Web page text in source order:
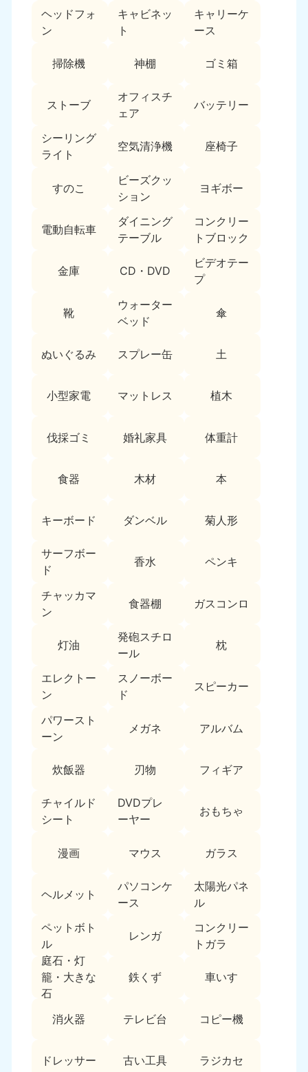
ヘッドフォ
ン
キャビネッ
ト
キャリーケ
ース
掃除機 神棚 ゴミ箱
ストーブ
オフィスチ
ェア
バッテリー
シーリング
ライト
空気清浄機 座椅子
すのこ
ビーズクッ
ション
ヨギボー
電動自転車
ダイニング
テーブル
コンクリー
トブロック
金庫 CD・DVD
ビデオテー
プ
靴
ウォーター
ベッド
傘
ぬいぐるみ スプレー缶 土
小型家電 マットレス 植木
伐採ゴミ 婚礼家具 体重計
食器 木材 本
キーボード ダンベル 菊人形
サーフボー
ド
香水 ペンキ
チャッカマ
ン
食器棚 ガスコンロ
灯油
発砲スチロ
ール
枕
エレクトー
ン
スノーボー
ド
スピーカー
パワースト
ーン
メガネ アルバム
炊飯器 刃物 フィギア
チャイルド
シート
DVDプレ
ーヤー
おもちゃ
漫画 マウス ガラス
ヘルメット
パソコンケ
ース
太陽光パネ
ル
ペットボト
ル
レンガ
コンクリー
トガラ
庭石・灯
籠・大きな
石
鉄くず 車いす
消火器 テレビ台 コピー機
ドレッサー 古い工具 ラジカセ
福島県
050-1881-5271
東京都
050-1881-5265
9:00〜19:00 年中無休
神奈川県
050-1881-5268
9:00〜19:00 年中無休
050-1881-5266
9:00〜19:00 年中無休
栃木県
050-1881-5270
茨城県
050-1881-5269
9:00〜19:00 年中無休
050-1881-5267
9:00〜19:00 年中無休
050-1881-5255
9:00〜19:00 年中無休
050-1881-5259
9:00〜19:00 年中無休
静岡県 長野県
050-1881-5258
9:00〜19:00 年中無休
050-1881-5261
9:00〜19:00 年中無休
富山県
050-1881-5262
山梨県
050-1881-5263
9:00〜19:00 年中無休
近畿
050-1881-5250
9:00〜19:00 年中無休 9:00〜19:00 年中無休
奈良県
050-1881-5249
三重県
050-1881-5254
滋賀県
9:00〜19:00 年中無休 9:00〜19:00 年中無休
050-1881-5248
中国
岡山県
050-1881-5146
9:00〜19:00 年中無休
山口県
050-1880-9900
9:00〜19:00 年中無休 9:00〜19:00 年中無休